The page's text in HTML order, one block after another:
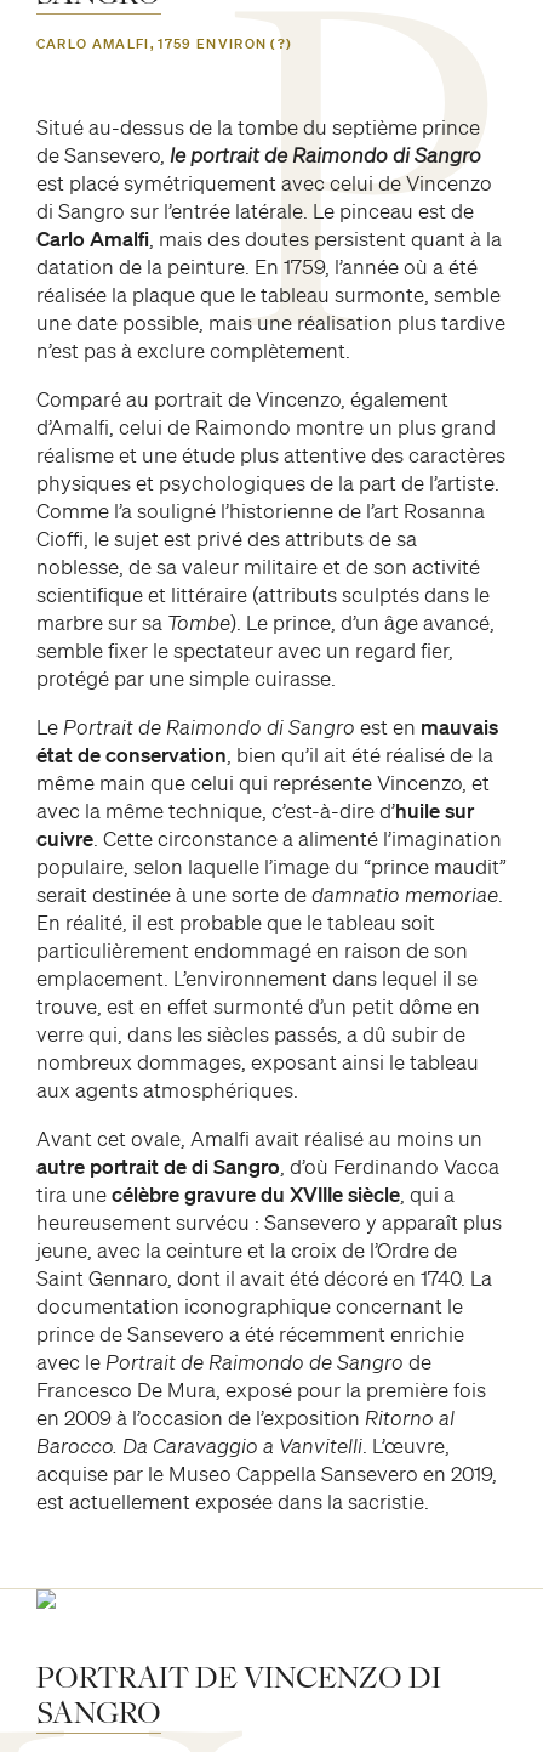
P
CARLO AMALFI, 1759 ENVIRON (?)
Situé au-dessus de la tombe du septième prince
de Sansevero, le portrait de Raimondo di Sangro
est placé symétriquement avec celui de Vincenzo
di Sangro sur l’entrée latérale. Le pinceau est de
Carlo Amalfi, mais des doutes persistent quant à la
datation de la peinture. En 1759, l’année où a été
réalisée la plaque que le tableau surmonte, semble
une date possible, mais une réalisation plus tardive
n’est pas à exclure complètement.
Comparé au portrait de Vincenzo, également
d’Amalfi, celui de Raimondo montre un plus grand
réalisme et une étude plus attentive des caractères
physiques et psychologiques de la part de l’artiste.
Comme l’a souligné l’historienne de l’art Rosanna
Cioffi, le sujet est privé des attributs de sa
noblesse, de sa valeur militaire et de son activité
scientifique et littéraire (attributs sculptés dans le
marbre sur sa Tombe). Le prince, d’un âge avancé,
semble fixer le spectateur avec un regard fier,
protégé par une simple cuirasse.
Le Portrait de Raimondo di Sangro est en mauvais
état de conservation , bien qu’il ait été réalisé de la
même main que celui qui représente Vincenzo, et
avec la même technique, c’est-à-dire d’huile sur
cuivre. Cette circonstance a alimenté l’imagination
populaire, selon laquelle l’image du “prince maudit”
serait destinée à une sorte dedamnatio memoriae.
En réalité, il est probable que le tableau soit
particulièrement endommagé en raison de son
emplacement. L’environnement dans lequel il se
trouve, est en effet surmonté d’un petit dôme en
verre qui, dans les siècles passés, a dû subir de
nombreux dommages, exposant ainsi le tableau
aux agents atmosphériques.
Avant cet ovale, Amalfi avait réalisé au moins un
autre portrait de di Sangro , d’où Ferdinando Vacca
tira unecélèbre gravure du XVIIIe siècle, qui a
heureusement survécu : Sansevero y apparaît plus
jeune, avec la ceinture et la croix de l’Ordre de
Saint Gennaro, dont il avait été décoré en 1740. La
documentation iconographique concernant le
prince de Sansevero a été récemment enrichie
avec le Portrait de Raimondo de Sangro de
Francesco De Mura, exposé pour la première fois
en 2009 à l’occasion de l’exposition Ritorno al
Barocco. Da Caravaggio a Vanvitelli. L’œuvre,
acquise par le Museo Cappella Sansevero en 2019,
est actuellement exposée dans la sacristie.
PORTRAITDE VINCENZO DI
SANGRO